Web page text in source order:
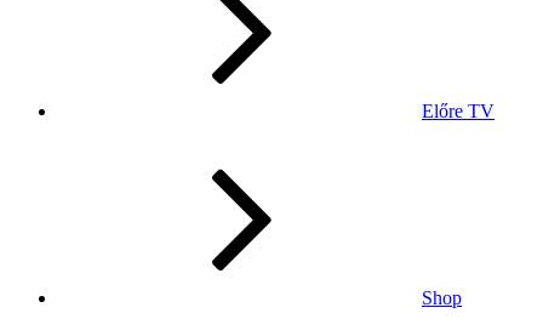
Előre TV
Shop